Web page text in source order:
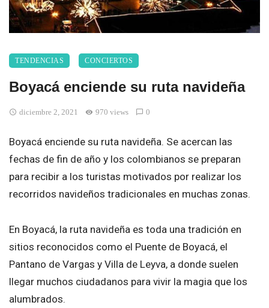
TENDENCIAS CONCIERTOS
Boyacá enciende su ruta navideña
diciembre 2, 2021 970 views 0
Boyacá enciende su ruta navideña. Se acercan las
fechas de fin de año y los colombianos se preparan
para recibir a los turistas motivados por realizar los
recorridos navideños tradicionales en muchas zonas.
En Boyacá, la ruta navideña es toda una tradición en
sitios reconocidos como el Puente de Boyacá, el
Pantano de Vargas y Villa de Leyva, a donde suelen
llegar muchos ciudadanos para vivir la magia que los
alumbrados.